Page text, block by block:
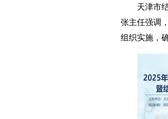
天津市结
张主任强调
组织实施，